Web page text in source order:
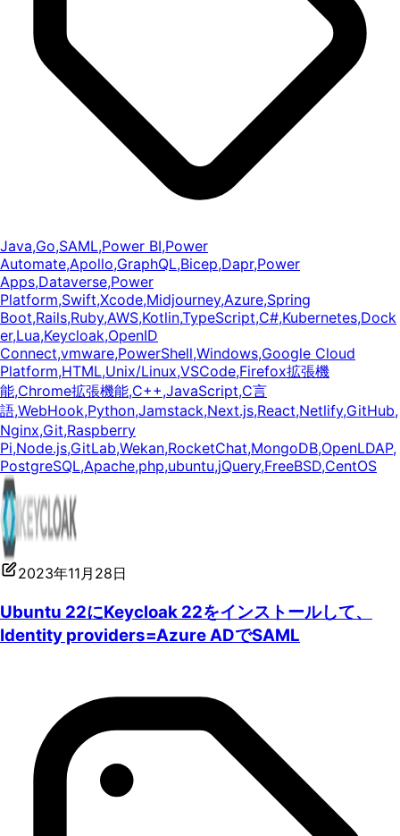
Java,Go,SAML,Power BI,Power
Automate,Apollo,GraphQL,Bicep,Dapr,Power
Apps,Dataverse,Power
Platform,Swift,Xcode,Midjourney,Azure,Spring
Boot,Rails,Ruby,AWS,Kotlin,TypeScript,C#,Kubernetes,Dock
er,Lua,Keycloak,OpenID
Connect,vmware,PowerShell,Windows,Google Cloud
Platform,HTML,Unix/Linux,VSCode,Firefox拡張機
能,Chrome拡張機能,C++,JavaScript,C言
語,WebHook,Python,Jamstack,Next.js,React,Netlify,GitHub,
Nginx,Git,Raspberry
Pi,Node.js,GitLab,Wekan,RocketChat,MongoDB,OpenLDAP,
PostgreSQL,Apache,php,ubuntu,jQuery,FreeBSD,CentOS
2023年11月28日
Ubuntu 22にKeycloak 22をインストールして、
Identity providers=Azure ADでSAML